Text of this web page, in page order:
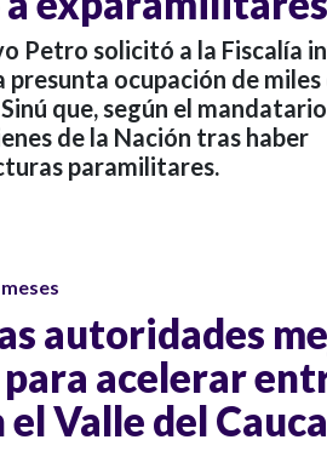
Petro solicitó a la Fiscalía
presunta ocupación de miles
que, según el
de la Nación tras haber
paramilitares.
autoridades
acelerar
Valle del Cauca